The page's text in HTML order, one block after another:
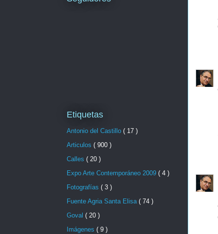
Etiquetas
Antonio del Castillo ( 17 )
Articulos ( 900 )
Calles ( 20 )
Expo Arte Contemporáneo 2009 ( 4 )
Fotografías ( 3 )
Fuente Agria Santa Elisa ( 74 )
Goval ( 20 )
Imágenes ( 9 )